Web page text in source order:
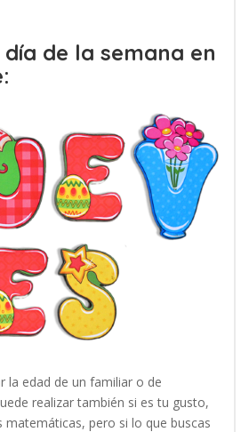
de la semana en
la edad de un familiar o de
realizar también si es tu gusto,
matemáticas, pero si lo que buscas